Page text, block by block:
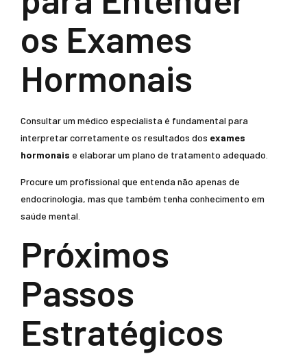
os Exames
Hormonais
Consultar um médico especialista é fundamental para
interpretar corretamente os resultados dos exames
hormonais e elaborar um plano de tratamento adequado.
Procure um profissional que entenda não apenas de
endocrinologia, mas que também tenha conhecimento em
saúde mental.
Próximos
Passos
Estratégicos